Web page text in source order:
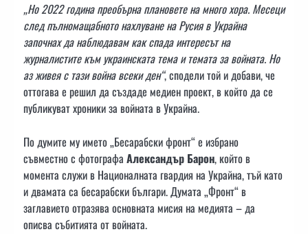
„Но 2022 година преобърна плановете на много хора. Месеци
след пълномащабното нахлуване на Русия в Украйна
започнах да наблюдавам как спада интересът на
журналистите към украинската тема и темата за войната. Но
аз живея с тази война всеки ден“, сподели той и добави, че
оттогава е решил да създаде медиен проект, в който да се
публикуват хроники за войната в Украйна.
По думите му името „Бесарабски фронт“ е избрано
съвместно с фотографа Александър Барон, който в
момента служи в Националната гвардия на Украйна, тъй като
и двамата са бесарабски българи. Думата „Фронт“ в
заглавието отразява основната мисия на медията – да
описва събитията от войната.